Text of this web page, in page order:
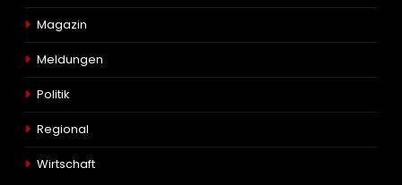
Magazin
Meldungen
Politik
Regional
Wirtschaft